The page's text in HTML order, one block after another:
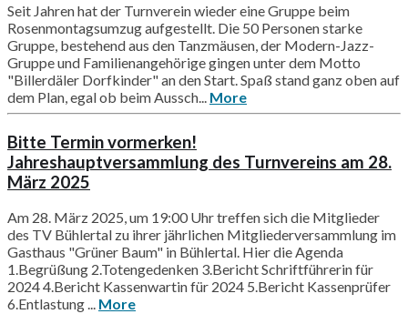
Seit Jahren hat der Turnverein wieder eine Gruppe beim
Rosenmontagsumzug aufgestellt. Die 50 Personen starke
Gruppe, bestehend aus den Tanzmäusen, der Modern-Jazz-
Gruppe und Familienangehörige gingen unter dem Motto
"Billerdäler Dorfkinder" an den Start. Spaß stand ganz oben auf
dem Plan, egal ob beim Aussch... More
Bitte Termin vormerken!
Jahreshauptversammlung des Turnvereins am 28.
März 2025
Am 28. März 2025, um 19:00 Uhr treffen sich die Mitglieder
des TV Bühlertal zu ihrer jährlichen Mitgliederversammlung im
Gasthaus "Grüner Baum" in Bühlertal. Hier die Agenda
1.Begrüßung 2.Totengedenken 3.Bericht Schriftführerin für
2024 4.Bericht Kassenwartin für 2024 5.Bericht Kassenprüfer
6.Entlastung ... More